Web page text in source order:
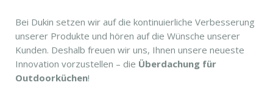
Bei Dukin setzen wir auf die kontinuierliche Verbesserung
unserer Produkte und hören auf die Wünsche unserer
Kunden. Deshalb freuen wir uns, Ihnen unsere neueste
Innovation vorzustellen – die Überdachung für
Outdoorküchen!